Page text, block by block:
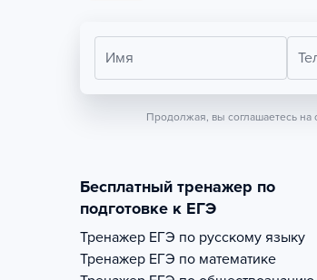
Имя
Продолжая, вы соглашаетесь на
Бесплатный тренажер по
подготовке к ЕГЭ
Тренажер ЕГЭ по русскому языку
Тренажер ЕГЭ по математике